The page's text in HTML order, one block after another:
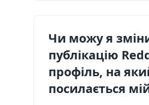
Чи можу я
публікацію
профіль, на
посилається